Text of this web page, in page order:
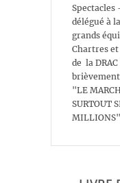
délégué à
grands
Chartres
de la
"LE
SURTOUT
MILLIONS"